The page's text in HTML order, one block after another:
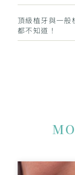
頂級植牙與一般
都不知道！